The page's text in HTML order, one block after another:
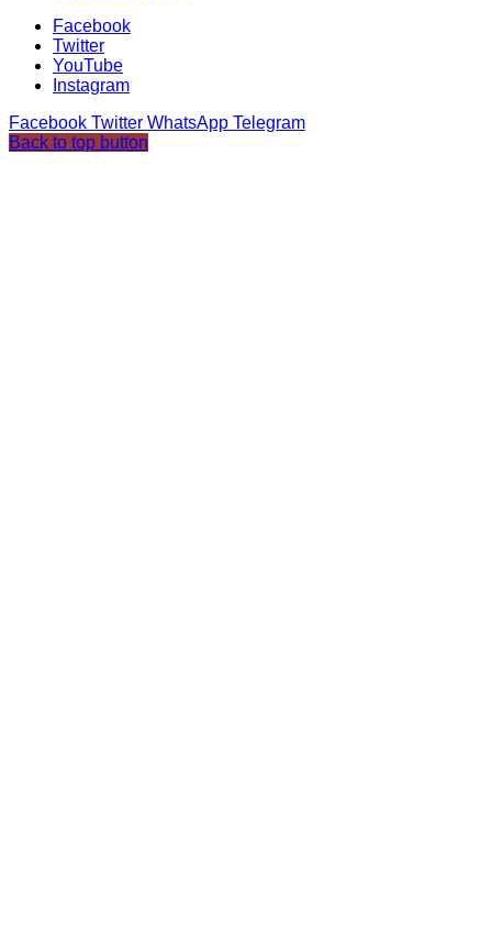
Facebook
Twitter
YouTube
Instagram
Facebook Twitter WhatsApp Telegram
Back to top button